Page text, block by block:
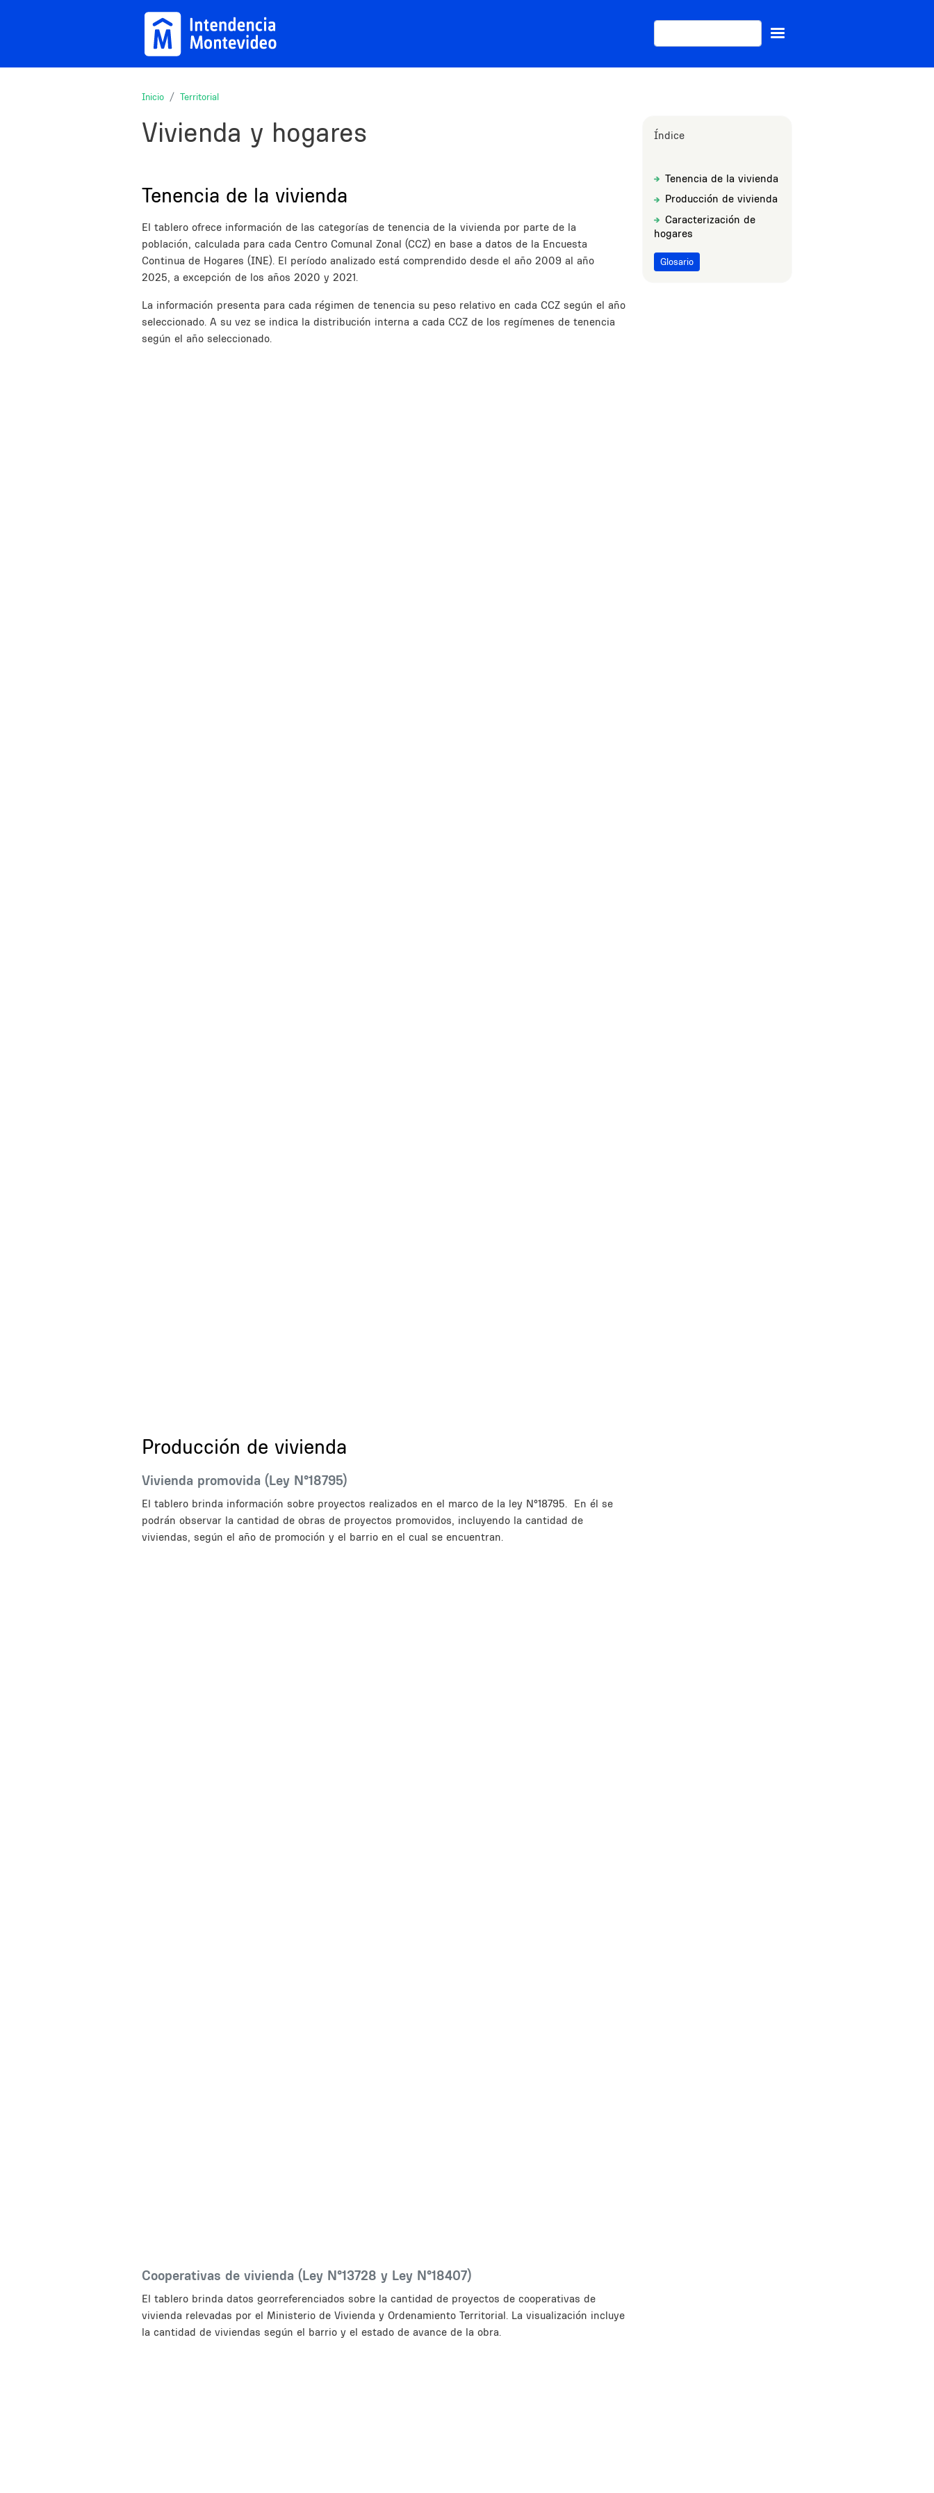
Inicio Territorial
Vivienda y hogares
Tenencia de la vivienda
Description
El tablero ofrece información de las categorías de tenencia de la vivienda por parte de la
población, calculada para cada Centro Comunal Zonal (CCZ) en base a datos de la Encuesta
Continua de Hogares (INE). El período analizado está comprendido desde el año 2009 al año
2025, a excepción de los años 2020 y 2021.
La información presenta para cada régimen de tenencia su peso relativo en cada CCZ según el año
seleccionado. A su vez se indica la distribución interna a cada CCZ de los regímenes de tenencia
según el año seleccionado.
Producción de vivienda
Description
Vivienda promovida (Ley N°18795)
El tablero brinda información sobre proyectos realizados en el marco de la ley N°18795. En él se
podrán observar la cantidad de obras de proyectos promovidos, incluyendo la cantidad de
viviendas, según el año de promoción y el barrio en el cual se encuentran.
Cooperativas de vivienda (Ley N°13728 y Ley N°18407)
El tablero brinda datos georreferenciados sobre la cantidad de proyectos de cooperativas de
vivienda relevadas por el Ministerio de Vivienda y Ordenamiento Territorial. La visualización incluye
la cantidad de viviendas según el barrio y el estado de avance de la obra.
Índice
Sections
TitleTenencia de la vivienda
TitleProducción de vivienda
TitleCaracterización de
hogares
Glosario